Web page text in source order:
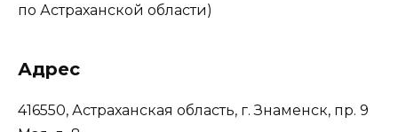
по Астраханской области)
Адрес
416550, Астраханская область, г. Знаменск, пр. 9